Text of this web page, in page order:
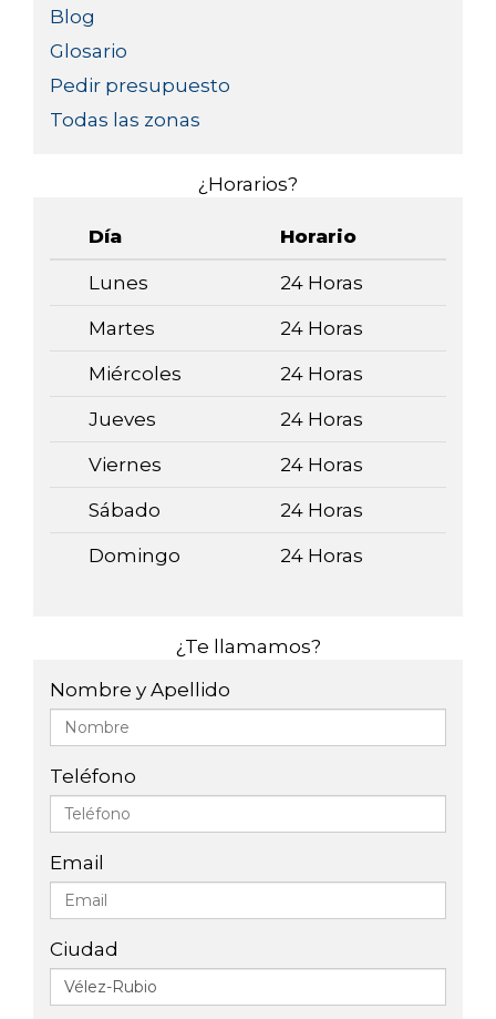
Blog
Glosario
Pedir presupuesto
Todas las zonas
¿Horarios?
Día Horario
Lunes 24 Horas
Martes 24 Horas
Miércoles 24 Horas
Jueves 24 Horas
Viernes 24 Horas
Sábado 24 Horas
Domingo 24 Horas
¿Te llamamos?
Nombre y Apellido
Teléfono
Email
Ciudad